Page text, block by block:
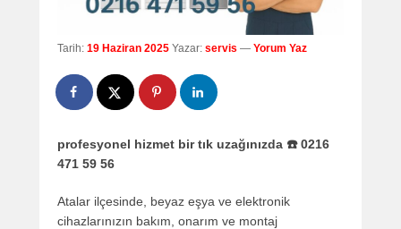
Tarih: 19 Haziran 2025 Yazar: servis — Yorum Yaz
profesyonel hizmet bir tık uzağınızda ☎️ 0216
471 59 56
Atalar ilçesinde, beyaz eşya ve elektronik
cihazlarınızın bakım, onarım ve montaj